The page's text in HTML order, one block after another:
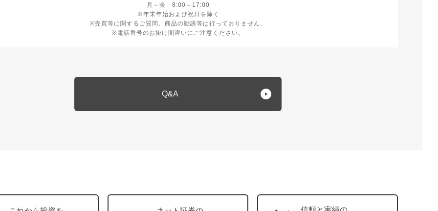
月～金 8:00～17:00
月曜日から金曜日 8時から17時
※年末年始および祝日を除く
※売買等に関するご質問、商品の勧誘等は行っておりません。
※電話番号のお掛け間違いにご注意ください。
Q&A